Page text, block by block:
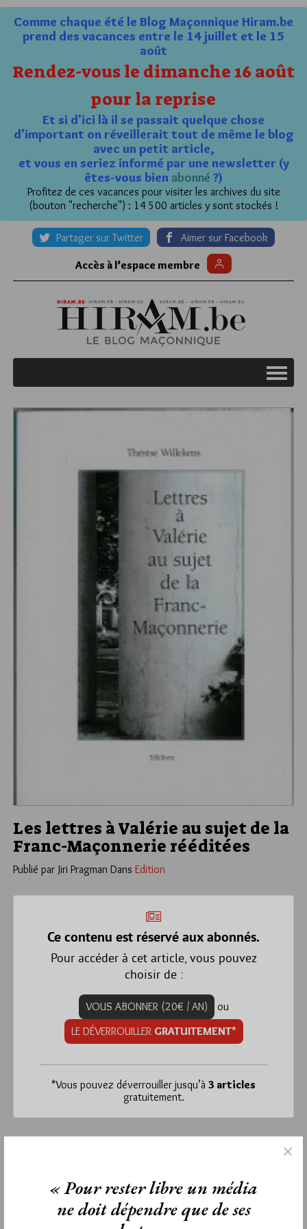
Comme chaque été le Blog Maçonnique Hiram.be
prend des vacances entre le 14 juillet et le 15
août
Rendez-vous le dimanche 16 août
pour la reprise
Et si d'ici là il se passait quelque chose
d'important on réveillerait tout de même le blog
avec un petit article,
et vous en seriez informé par une newsletter (y
êtes-vous bien abonné ?)
Profitez de ces vacances pour visiter les archives du site
(bouton "recherche") : 14 500 articles y sont stockés !
Partager sur Twitter Aimer sur Facebook
Accès à l’espace membre
Les lettres à Valérie au sujet de la
Franc-Maçonnerie rééditées
Publié par Jiri Pragman Dans Edition
Ce contenu est réservé aux abonnés.
Pour accéder à cet article, vous pouvez
choisir de :
VOUS ABONNER (20€ / AN)
ou
LE DÉVERROUILLER GRATUITEMENT*
*Vous pouvez déverrouiller jusqu’à 3 articles
gratuitement.
Un commentaire
« Pour rester libre un média
ne doit dépendre que de ses